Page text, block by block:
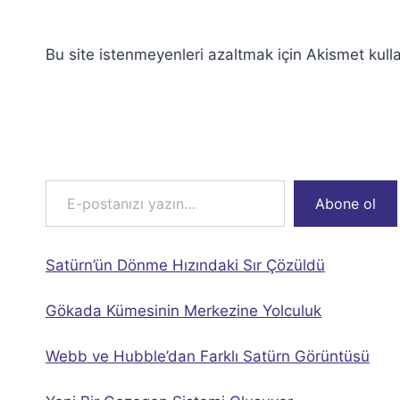
Bu site istenmeyenleri azaltmak için Akismet
E-postanızı yazın…
Abone ol
Satürn’ün Dönme Hızındaki Sır Çözüldü
Gökada Kümesinin Merkezine Yolculuk
Webb ve Hubble’dan Farklı Satürn Görüntüsü